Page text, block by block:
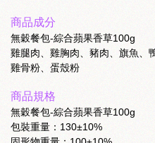
商品成分
無穀餐包-綜合蘋果香草100g
雞腿肉、雞胸肉、豬肉、旗魚、
雞骨粉、蛋殼粉
商品規格
無穀餐包-綜合蘋果香草100g
包裝重量：130±10%